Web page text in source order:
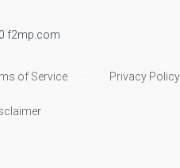
f2mp.com
of Service Privacy Policy